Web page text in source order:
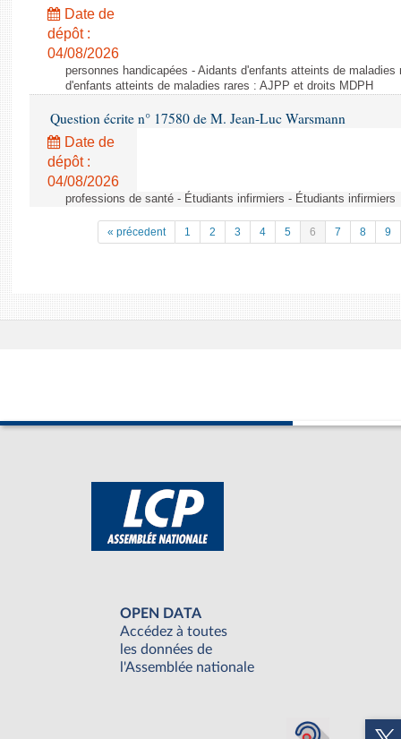
Date de
dépôt :
04/08/2026
personnes handicapées - Aidants d'enfants atteints de
d'enfants atteints de maladies rares : AJPP et droits MDPH
Question écrite n° 17580 de M. Jean-Luc Warsmann
Date de
dépôt :
04/08/2026
professions de santé - Étudiants infirmiers - Étudiants infirmiers
« précedent 1 2 3 4 5 6 7 8 9
OPEN DATA
Accédez à toutes
les données de
l'Assemblée nationale